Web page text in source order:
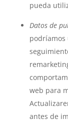
pueda
Datos de
podríamos
web para
antes de